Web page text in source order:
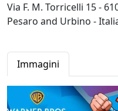
Via F. M. Torricelli 15 -
Pesaro and Urbino -
Immagini